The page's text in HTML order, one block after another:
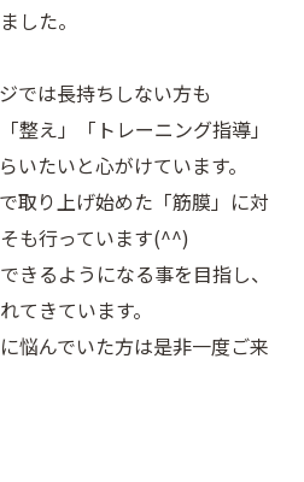
した。
では長持ちしない方も
整え」「トレーニング指導」
いたいと心がけています。
取り上げ始めた「筋膜」に対
も行っています(^^)
きるようになる事を目指し、
てきています。
悩んでいた方は是非一度ご来